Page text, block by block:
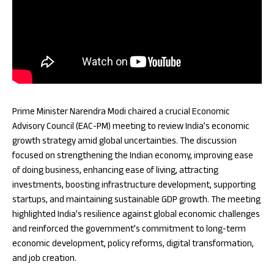
Prime Minister Narendra Modi chaired a crucial Economic
Advisory Council (EAC-PM) meeting to review India’s economic
growth strategy amid global uncertainties. The discussion
focused on strengthening the Indian economy, improving ease
of doing business, enhancing ease of living, attracting
investments, boosting infrastructure development, supporting
startups, and maintaining sustainable GDP growth. The meeting
highlighted India’s resilience against global economic challenges
and reinforced the government’s commitment to long-term
economic development, policy reforms, digital transformation,
and job creation.